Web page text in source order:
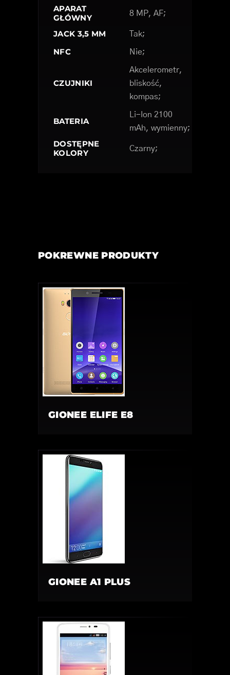
APARAT
GŁÓWNY
8 MP, AF;
JACK 3,5 MM Tak;
NFC Nie;
CZUJNIKI
Akcelerometr,
bliskość,
kompas;
BATERIA
Li-Ion 2100
mAh, wymienny;
DOSTĘPNE
KOLORY
Czarny;
POKREWNE PRODUKTY
GIONEE ELIFE E8
GIONEE A1 PLUS